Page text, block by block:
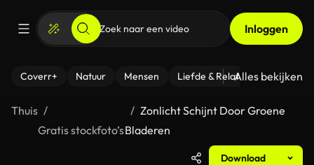
Inloggen
Coverr+ Natuur Mensen Liefde & Relaties - Fitness
Alles bekijken
Thuis
Gratis stockfoto’s
Zonlicht Schijnt Door Groene
Bladeren
Download